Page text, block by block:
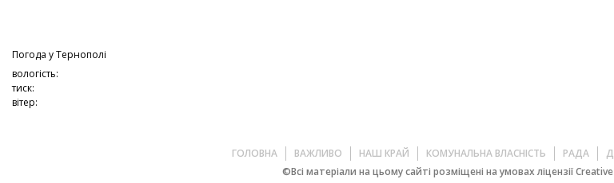
Погода уТернополі
вологість:
тиск:
вітер:
ГОЛОВНА ВАЖЛИВО НАШ КРАЙ КОМУНАЛЬНА ВЛАСНІСТЬ РАДА
©Всі матеріали на цьому сайті розміщені на умовах ліцензії